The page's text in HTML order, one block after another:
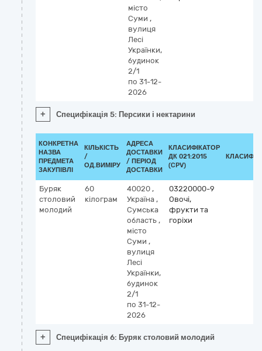
місто
Суми ,
вулиця
Лесі
Українки,
будинок
2/1
по 31-12-
2026
+ Специфікація 5: Персики і нектарини
КОНКРЕТНА
НАЗВА
ПРЕДМЕТА
ЗАКУПІВЛІ
КІЛЬКІСТЬ
/
ОД.ВИМІРУ
АДРЕСА
ДОСТАВКИ
/ ПЕРІОД
ДОСТАВКИ
КЛАСИФІКАТОР
ДК 021:2015
(CPV)
Буряк
столовий
молодий
60
кілограм
40020 ,
Україна ,
Сумська
область ,
місто
Суми ,
вулиця
Лесі
Українки,
будинок
2/1
по 31-12-
2026
03220000-9
Овочі,
фрукти та
горіхи
+ Специфікація 6: Буряк столовий молодий